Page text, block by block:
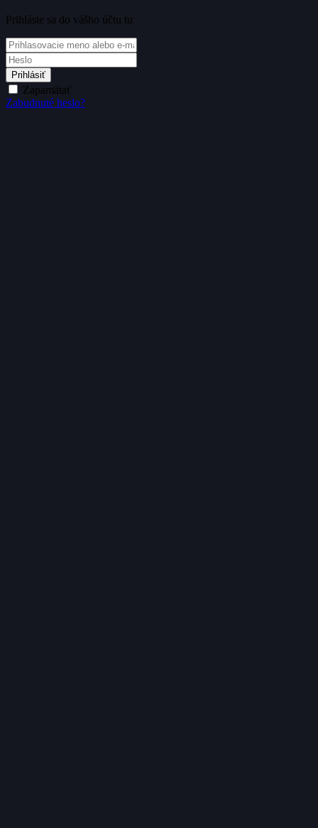
Prihláste sa do vášho účtu tu
Prihlásiť
Zapamätať
Zabudnuté heslo?